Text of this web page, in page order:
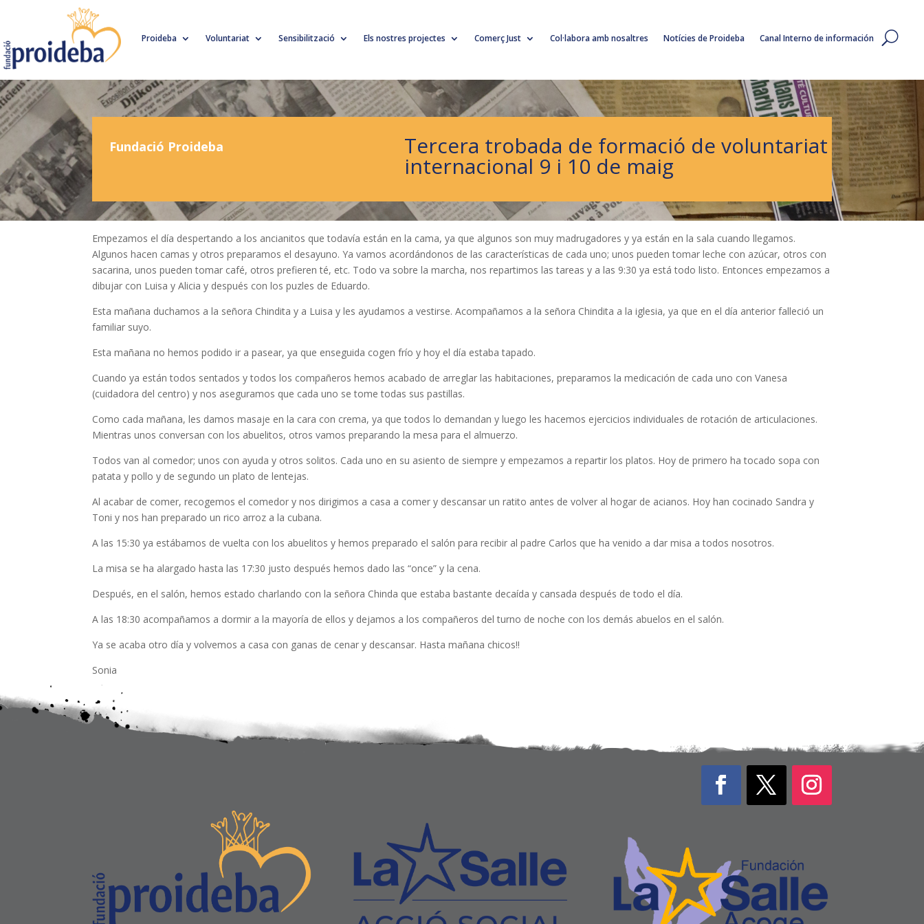
Proideba Voluntariat Sensibilització Els nostres projectes Comerç Just Col·labora amb nosaltres Notícies de Proideba Canal Interno de información
Fundació Proideba Tercera trobada de formació de voluntariat
internacional 9 i 10 de maig
Empezamos el día despertando a los ancianitos que todavía están en la cama, ya que algunos son muy madrugadores y ya están en la sala cuando llegamos.
Algunos hacen camas y otros preparamos el desayuno. Ya vamos acordándonos de las características de cada uno; unos pueden tomar leche con azúcar, otros con
sacarina, unos pueden tomar café, otros prefieren té, etc. Todo va sobre la marcha, nos repartimos las tareas y a las 9:30 ya está todo listo. Entonces empezamos a
dibujar con Luisa y Alicia y después con los puzles de Eduardo.
Esta mañana duchamos a la señora Chindita y a Luisa y les ayudamos a vestirse. Acompañamos a la señora Chindita a la iglesia, ya que en el día anterior falleció un
familiar suyo.
Esta mañana no hemos podido ir a pasear, ya que enseguida cogen frío y hoy el día estaba tapado.
Cuando ya están todos sentados y todos los compañeros hemos acabado de arreglar las habitaciones, preparamos la medicación de cada uno con Vanesa
(cuidadora del centro) y nos aseguramos que cada uno se tome todas sus pastillas.
Como cada mañana, les damos masaje en la cara con crema, ya que todos lo demandan y luego les hacemos ejercicios individuales de rotación de articulaciones.
Mientras unos conversan con los abuelitos, otros vamos preparando la mesa para el almuerzo.
Todos van al comedor; unos con ayuda y otros solitos. Cada uno en su asiento de siempre y empezamos a repartir los platos. Hoy de primero ha tocado sopa con
patata y pollo y de segundo un plato de lentejas.
Al acabar de comer, recogemos el comedor y nos dirigimos a casa a comer y descansar un ratito antes de volver al hogar de acianos. Hoy han cocinado Sandra y
Toni y nos han preparado un rico arroz a la cubana.
A las 15:30 ya estábamos de vuelta con los abuelitos y hemos preparado el salón para recibir al padre Carlos que ha venido a dar misa a todos nosotros.
La misa se ha alargado hasta las 17:30 justo después hemos dado las “once” y la cena.
Después, en el salón, hemos estado charlando con la señora Chinda que estaba bastante decaída y cansada después de todo el día.
A las 18:30 acompañamos a dormir a la mayoría de ellos y dejamos a los compañeros del turno de noche con los demás abuelos en el salón.
Ya se acaba otro día y volvemos a casa con ganas de cenar y descansar. Hasta mañana chicos!!
Sonia